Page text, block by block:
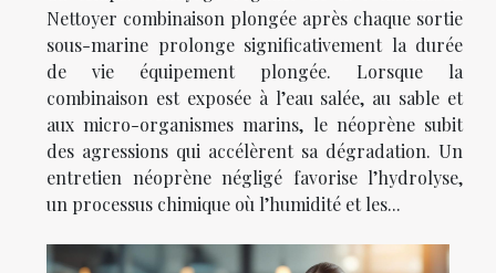
Nettoyer combinaison plongée après chaque sortie
sous-marine prolonge significativement la durée
de vie équipement plongée. Lorsque la
combinaison est exposée à l’eau salée, au sable et
aux micro-organismes marins, le néoprène subit
des agressions qui accélèrent sa dégradation. Un
entretien néoprène négligé favorise l’hydrolyse,
un processus chimique où l’humidité et les...